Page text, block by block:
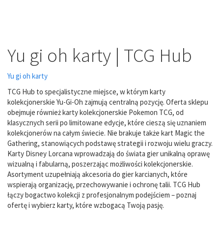
Yu gi oh karty | TCG Hub
Yu gi oh karty
TCG Hub to specjalistyczne miejsce, w którym karty
kolekcjonerskie Yu-Gi-Oh zajmują centralną pozycję. Oferta sklepu
obejmuje również karty kolekcjonerskie Pokemon TCG, od
klasycznych serii po limitowane edycje, które cieszą się uznaniem
kolekcjonerów na całym świecie. Nie brakuje także kart Magic the
Gathering, stanowiących podstawę strategii i rozwoju wielu graczy.
Karty Disney Lorcana wprowadzają do świata gier unikalną oprawę
wizualną i fabularną, poszerzając możliwości kolekcjonerskie.
Asortyment uzupełniają akcesoria do gier karcianych, które
wspierają organizację, przechowywanie i ochronę talii. TCG Hub
łączy bogactwo kolekcji z profesjonalnym podejściem – poznaj
ofertę i wybierz karty, które wzbogacą Twoją pasję.